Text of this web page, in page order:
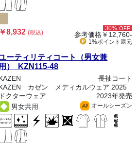
￥8,932(税込)
30% OFF
参考価格￥12,760-
1%ポイント 還元
ーティリティコート（男女兼
用） KZN115-48
長袖コート
カゼン メディカルウェア 2025
ドクターウェア
2023年発売
男女共用
All オールシーズン